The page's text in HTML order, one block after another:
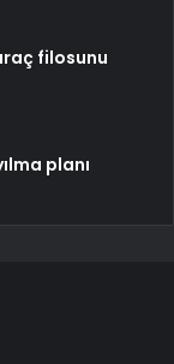
filosunu
planı